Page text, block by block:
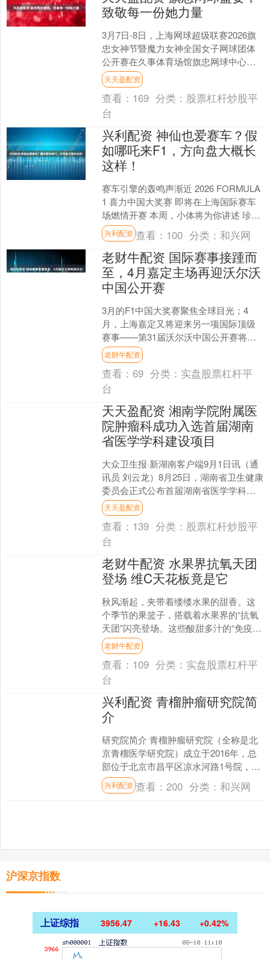
致敬每一份她力量
3月7日-8日，上海网球超级联赛2026旗
忠女神节暨魔力女神全国女子网球团体
公开赛在久事体育场馆旗忠网球中心圆
满落下帷幕。在“国际妇女节”期间，这场
专属于女性的....
天天盈配资
查看： 169 分类： 股票杠杆炒股平
台
兴利配资 神仙也爱赛车？假
如哪吒来F1，方向盘大概长
这样！
赛车引擎的轰鸣声渐近 2026 FORMULA
1 喜力中国大奖赛 即将在上海国际赛车
场燃情开赛 本周，小体将为你讲述 珍藏
在上海体育博物馆里的速度与激情 在
上....
兴利配资 查看： 100 分类：和兴网
老财牛配资 国际赛事接踵而
至，4月嘉定主场再迎沃尔沃
中国公开赛
3月的F1中国大奖赛聚焦全球目光；4
月，上海嘉定又将迎来另一项国际顶级
赛事——第31届沃尔沃中国公开赛将于4
月23日至26日在上海颖奕安亭高尔夫俱
乐部挥杆开赛。....
老财牛配资
查看：69 分类： 实盘股票杠杆平
台
天天盈配资 湘南学院附属医
院肿瘤科成功入选首届湖南
省医学学科建设项目
大众卫生报·新湖南客户端9月1日讯（通
讯员 刘云龙）8月25日，湖南省卫生健康
委员会正式公布首届湖南省医学学科建
设项目入选名单，湘南学院附属医院肿
瘤科凭借在肿瘤....
天天盈配资
查看： 139 分类： 股票杠杆炒股平
台
老财牛配资 水果界抗氧天团
登场 维C天花板竟是它
秋风渐起，夹带着缕缕水果的甜香。这
个季节的果篮子，搭载着水果界的“抗氧
天团”闪亮登场。这些酸甜多汁的“免疫卫
士”，为身体筑起一道抵御寒冬的活力屏
障。谁才是维生素....
老财牛配资
查看： 109 分类： 实盘股票杠杆平
台
兴利配资 青榴肿瘤研究院简
介
研究院简介 青榴肿瘤研究院（全称是北
京青榴医学研究院）成立于2016年，总
部位于北京市昌平区凉水河路1号院，是
一家专注于肿瘤精准治疗技术研发与临
床转化的高新技术....
兴利配资 查看：200 分类：和兴网
沪深京指数
上证综指 3956.47 +16.43 +0.42%